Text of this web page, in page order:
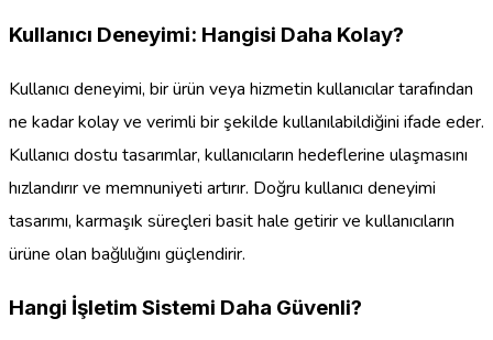
Kullanıcı Deneyimi: Hangisi Daha Kolay?
Kullanıcı deneyimi, bir ürün veya hizmetin kullanıcılar tarafından
ne kadar kolay ve verimli bir şekilde kullanılabildiğini ifade eder.
Kullanıcı dostu tasarımlar, kullanıcıların hedeflerine ulaşmasını
hızlandırır ve memnuniyeti artırır. Doğru kullanıcı deneyimi
tasarımı, karmaşık süreçleri basit hale getirir ve kullanıcıların
ürüne olan bağlılığını güçlendirir.
Hangi İşletim Sistemi Daha Güvenli?